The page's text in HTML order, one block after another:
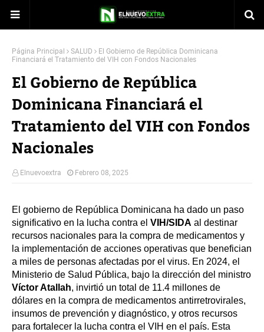
Página Principal SALUD
El Gobierno de República Dominicana
Financiará el Tratamiento del VIH con Fondos Nacionales
El Gobierno de República
Dominicana Financiará el
Tratamiento del VIH con Fondos
Nacionales
Elnuevoextra Febrero 08, 2025
El gobierno de República Dominicana ha dado un paso
significativo en la lucha contra el VIH/SIDA al destinar
recursos nacionales para la compra de medicamentos y
la implementación de acciones operativas que benefician
a miles de personas afectadas por el virus. En 2024, el
Ministerio de Salud Pública, bajo la dirección del ministro
Víctor Atallah, invirtió un total de 11.4 millones de
dólares en la compra de medicamentos antirretrovirales,
insumos de prevención y diagnóstico, y otros recursos
para fortalecer la lucha contra el VIH en el país. Esta